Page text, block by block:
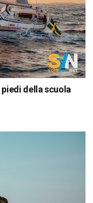
piedi della scuola